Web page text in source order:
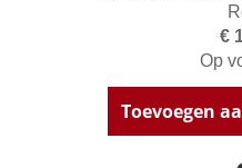
€
Op
Toevoegen